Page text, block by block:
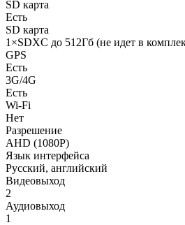
SD карта
Есть
SD карта
1×SDXC до 512Гб (не идет в
GPS
Есть
3G/4G
Есть
Wi-Fi
Нет
Разрешение
AHD (1080P)
Язык интерфейса
Русский, английский
Видеовыход
2
Аудиовыход
1